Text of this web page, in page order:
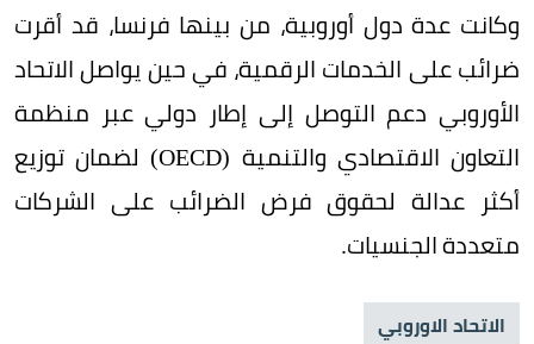
وكانت عدة دول أوروبية، من بينها فرنسا، قد أقرت
ضرائب على الخدمات الرقمية، في حين يواصل الاتحاد
الأوروبي دعم التوصل إلى إطار دولي عبر منظمة
التعاون الاقتصادي والتنمية (OECD) لضمان توزيع
أكثر عدالة لحقوق فرض الضرائب على الشركات
متعددة الجنسيات.
الاتحاد الاوروبي